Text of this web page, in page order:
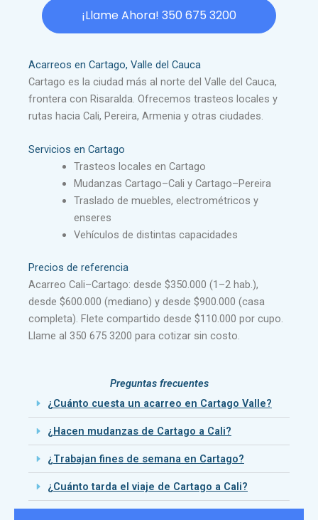
¡Llame Ahora! 350 675 3200
Acarreos en Cartago, Valle del Cauca
Cartago es la ciudad más al norte del Valle del Cauca,
frontera con Risaralda. Ofrecemos trasteos locales y
rutas hacia Cali, Pereira, Armenia y otras ciudades.
Servicios en Cartago
Trasteos locales en Cartago
Mudanzas Cartago–Cali y Cartago–Pereira
Traslado de muebles, electrométricos y
enseres
Vehículos de distintas capacidades
Precios de referencia
Acarreo Cali–Cartago: desde $350.000 (1–2 hab.),
desde $600.000 (mediano) y desde $900.000 (casa
completa). Flete compartido desde $110.000 por cupo.
Llame al 350 675 3200 para cotizar sin costo.
Preguntas frecuentes
¿Cuánto cuesta un acarreo en Cartago Valle?
¿Hacen mudanzas de Cartago a Cali?
¿Trabajan fines de semana en Cartago?
¿Cuánto tarda el viaje de Cartago a Cali?